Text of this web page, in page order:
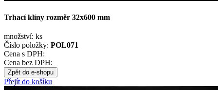
Trhací klíny rozměr 32x600 mm
množství: ks
Číslo položky: POL071
Cena s DPH:
Cena bez DPH:
Zpět do e-shopu
Přejít do košíku